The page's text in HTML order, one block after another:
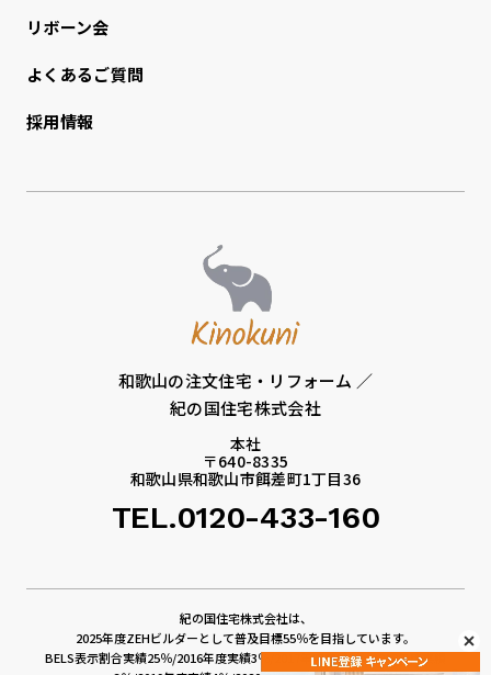
リボーン会
よくあるご質問
採用情報
和歌山の注文住宅・リフォーム ／
紀の国住宅株式会社
本社
〒640-8335
和歌山県和歌山市餌差町1丁目36
TEL.0120-433-160
紀の国住宅株式会社は、
2025年度ZEHビルダーとして普及目標55％を目指しています。
BELS表示割合実績25％/2016年度実績3％/2017年度実績4％/2018年度実績